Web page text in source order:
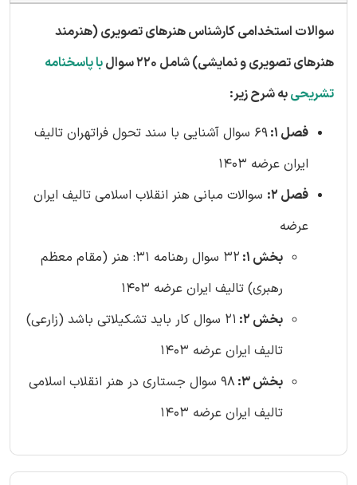
سوالات استخدامی کارشناس هنرهای تصویری (هنرمند
هنرهای تصویری و نمایشی) شامل 220 سوال
با پاسخنامه
تشریحیبه شرح زیر:
فصل 1:
69 سوال آشنایی با سند تحول فراتهران تالیف
ایران عرضه 1403
فصل 2:
سوالات مبانی هنر انقلاب اسلامی تالیف ایران
عرضه
بخش 1:
32 سوال رهنامه 31: هنر (مقام معظم
رهبری) تالیف ایران عرضه 1403
بخش 2:
21 سوال کار باید تشکیلاتی باشد (زارعی)
تالیف ایران عرضه 1403
بخش 3:
98 سوال جستاری در هنر انقلاب اسلامی
تالیف ایران عرضه 1403